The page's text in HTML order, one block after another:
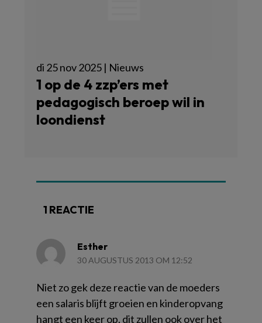
di 25 nov 2025 | Nieuws
1 op de 4 zzp’ers met
pedagogisch beroep wil in
loondienst
1 REACTIE
Esther
30 AUGUSTUS 2013 OM 12:52
Niet zo gek deze reactie van de moeders
een salaris blijft groeien en kinderopvang
hangt een keer op. dit zullen ook over het